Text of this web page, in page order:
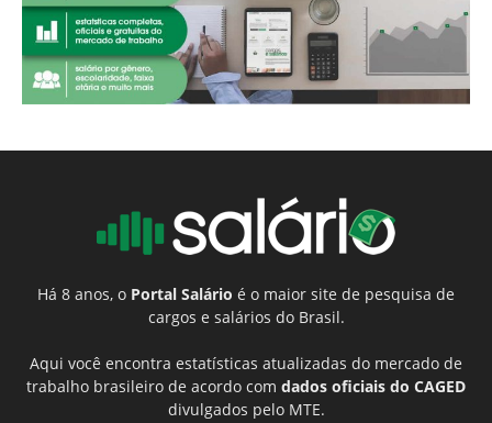
Há 8 anos, o Portal Salário é o maior site de pesquisa de
cargos e salários do Brasil.
Aqui você encontra estatísticas atualizadas do mercado de
trabalho brasileiro de acordo com dados oficiais do CAGED
divulgados pelo MTE.